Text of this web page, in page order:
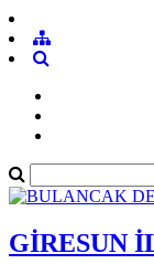
GİRESUN